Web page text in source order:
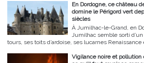
En Dordogne, ce château
domine le Périgord vert
siècles
À Jumilhac-le-Grand, en
Jumilhac semble sorti
tours, ses toits d’ardoise, ses lucarnes Renaissance
Vigilance noire et pollution